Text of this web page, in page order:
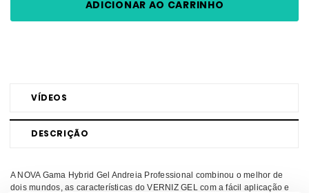
DESCRIÇÃO
VÍDEOS
A NOVA Gama Hybrid Gel Andreia Professional combinou o melhor de
dois mundos, as características do VERNIZ GEL com a fácil aplicação e